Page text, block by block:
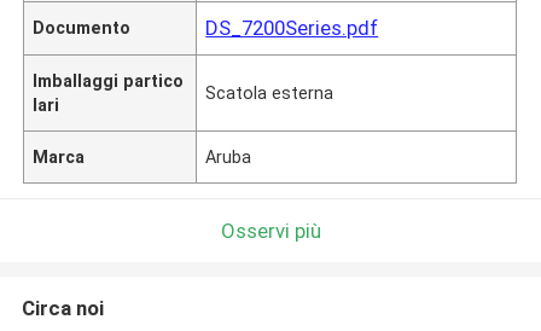
Documento DS_7200Series.pdf
Imballaggi partico
lari
Scatola esterna
Marca Aruba
Osservi più
Circa noi